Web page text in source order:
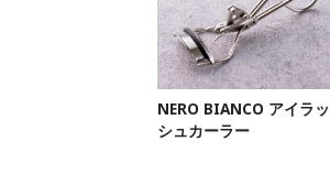
NERO BIANCO アイラッ
シュカーラー